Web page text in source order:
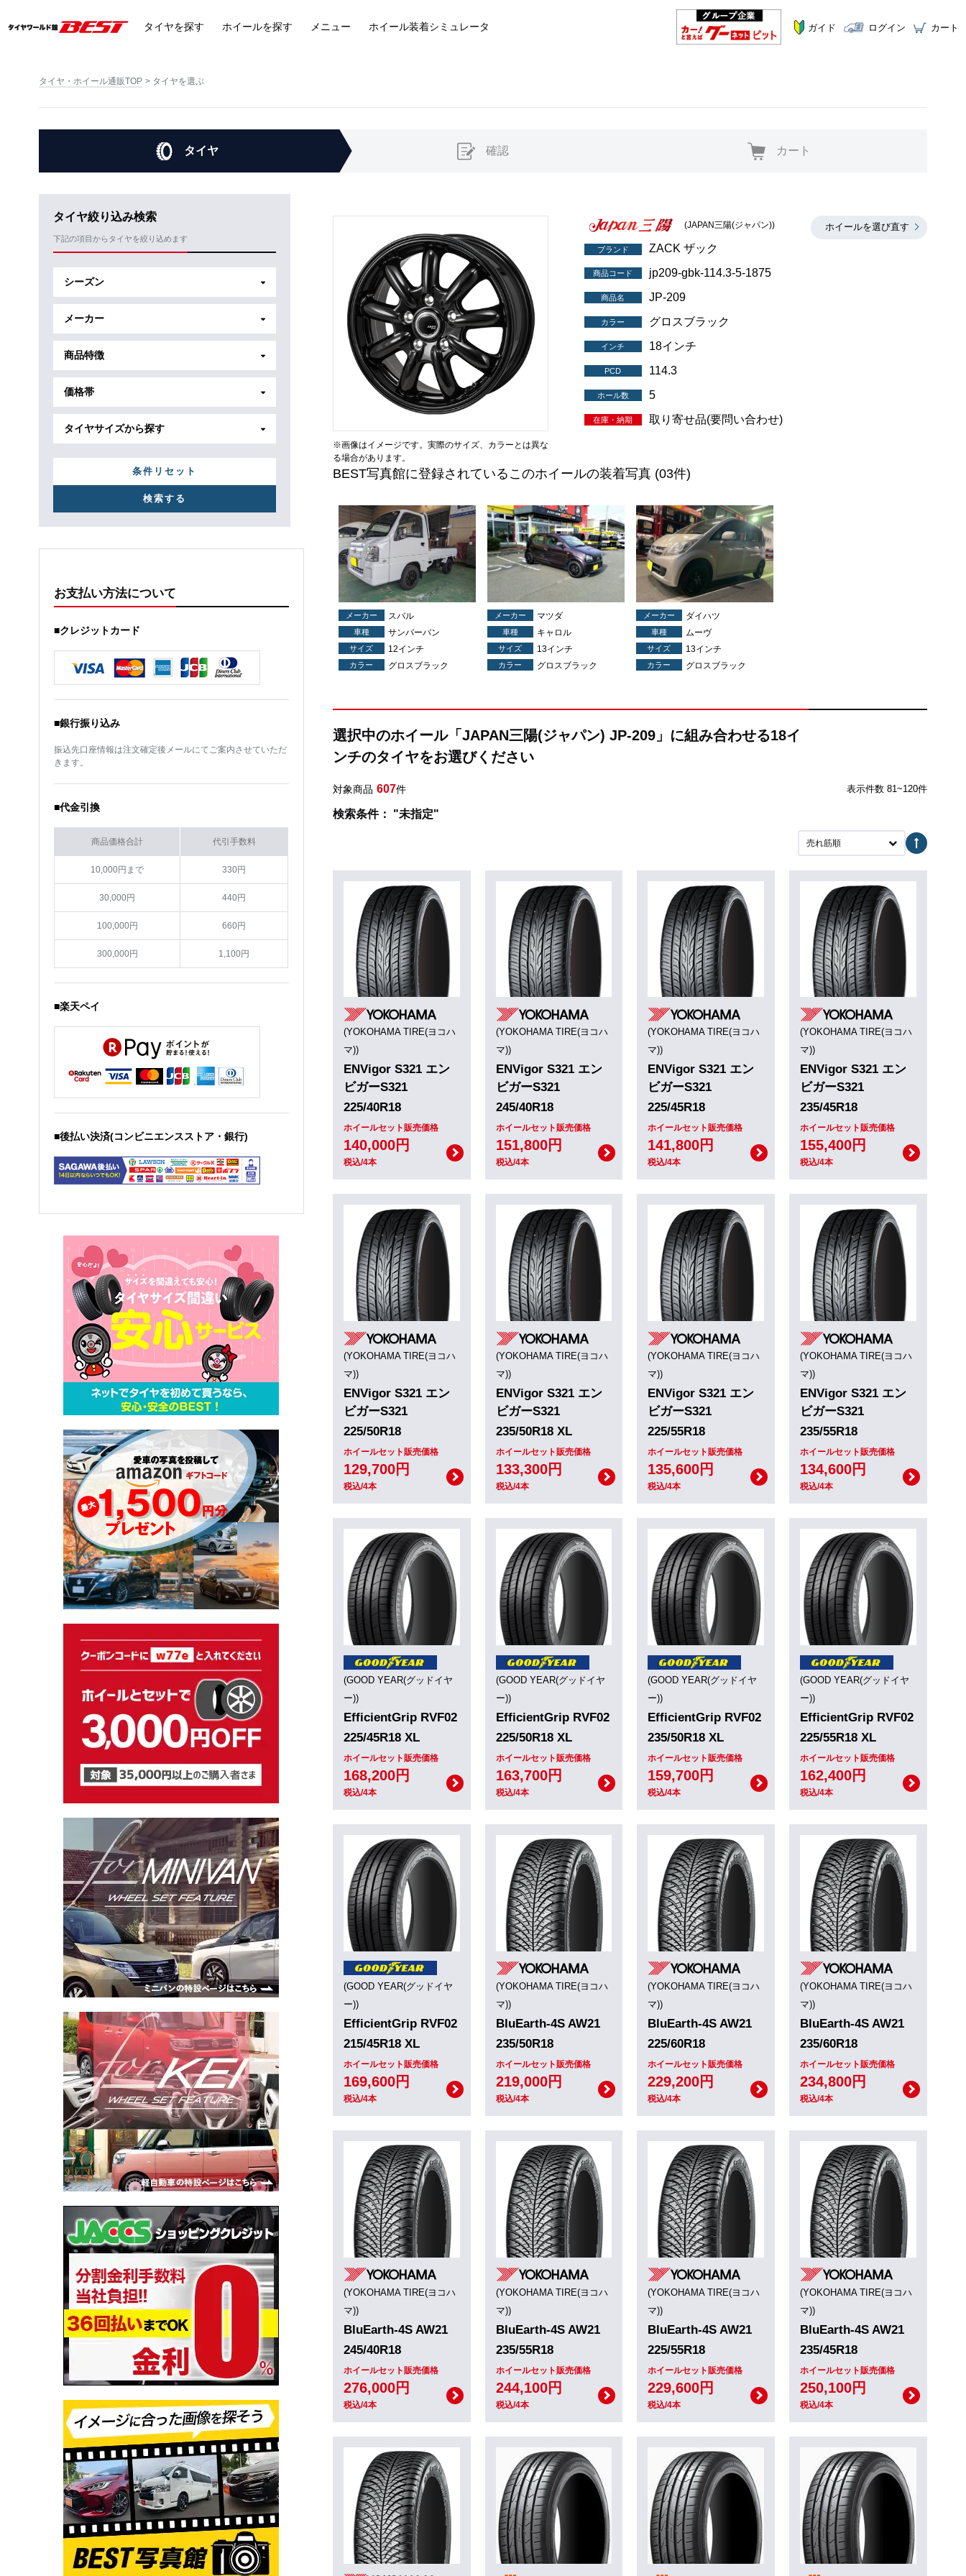
タイヤを探す ホイールを探す メニュー ホイール装着シミュレータ ガイド ログイン カート
タイヤ・ホイール通販TOP タイヤを選ぶ
タイヤ 確認 カート
タイヤ絞り込み検索
下記の項目からタイヤを絞り込めます
シーズン
メーカー
商品特徴
価格帯
タイヤサイズから探す
条件リセット
お支払い方法について
■クレジットカード
■銀行振り込み
振込先口座情報は注文確定後メールにてご案内させていただ
きます。
■代金引換
商品価格合計 代引手数料
10,000円まで 330円
30,000円 440円
100,000円 660円
300,000円 1,100円
■楽天ペイ
■後払い決済(コンビニエンスストア・銀行)
※画像はイメージです。実際のサイズ、カラーとは異な
る場合があります。
ホイールを選び直す
(JAPAN三陽(ジャパン))
ブランド ZACK ザック
商品コード jp209-gbk-114.3-5-1875
商品名 JP-209
カラー グロスブラック
インチ 18インチ
PCD 114.3
ホール数 5
在庫・納期 取り寄せ品(要問い合わせ)
BEST写真館に登録されているこのホイールの装着写真(03件)
メーカー スバル
車種 サンバーバン
サイズ 12インチ
カラー グロスブラック
メーカー マツダ
車種 キャロル
サイズ 13インチ
カラー グロスブラック
メーカー ダイハツ
車種 ムーヴ
サイズ 13インチ
カラー グロスブラック
選択中のホイール「JAPAN三陽(ジャパン) JP-209」に組み合わせる18イ
ンチのタイヤをお選びください
対象商品 607件 表示件数 81~120件
検索条件： "未指定"
売れ筋順
(YOKOHAMA TIRE(ヨコハ
マ))
ENVigor S321 エン
ビガーS321
225/40R18
ホイールセット販売価格
140,000円
税込/4本
(YOKOHAMA TIRE(ヨコハ
マ))
ENVigor S321 エン
ビガーS321
245/40R18
ホイールセット販売価格
151,800円
税込/4本
(YOKOHAMA TIRE(ヨコハ
マ))
ENVigor S321 エン
ビガーS321
225/45R18
ホイールセット販売価格
141,800円
税込/4本
(YOKOHAMA TIRE(ヨコハ
マ))
ENVigor S321 エン
ビガーS321
235/45R18
ホイールセット販売価格
155,400円
税込/4本
(YOKOHAMA TIRE(ヨコハ
マ))
ENVigor S321 エン
ビガーS321
225/50R18
ホイールセット販売価格
129,700円
税込/4本
(YOKOHAMA TIRE(ヨコハ
マ))
ENVigor S321 エン
ビガーS321
235/50R18 XL
ホイールセット販売価格
133,300円
税込/4本
(YOKOHAMA TIRE(ヨコハ
マ))
ENVigor S321 エン
ビガーS321
225/55R18
ホイールセット販売価格
135,600円
税込/4本
(YOKOHAMA TIRE(ヨコハ
マ))
ENVigor S321 エン
ビガーS321
235/55R18
ホイールセット販売価格
134,600円
税込/4本
(GOOD YEAR(グッドイヤ
ー))
EfficientGrip RVF02
225/45R18 XL
ホイールセット販売価格
168,200円
税込/4本
(GOOD YEAR(グッドイヤ
ー))
EfficientGrip RVF02
225/50R18 XL
ホイールセット販売価格
163,700円
税込/4本
(GOOD YEAR(グッドイヤ
ー))
EfficientGrip RVF02
235/50R18 XL
ホイールセット販売価格
159,700円
税込/4本
(GOOD YEAR(グッドイヤ
ー))
EfficientGrip RVF02
225/55R18 XL
ホイールセット販売価格
162,400円
税込/4本
(GOOD YEAR(グッドイヤ
ー))
EfficientGrip RVF02
215/45R18 XL
ホイールセット販売価格
169,600円
税込/4本
(YOKOHAMA TIRE(ヨコハ
マ))
BluEarth-4S AW21
235/50R18
ホイールセット販売価格
219,000円
税込/4本
(YOKOHAMA TIRE(ヨコハ
マ))
BluEarth-4S AW21
225/60R18
ホイールセット販売価格
229,200円
税込/4本
(YOKOHAMA TIRE(ヨコハ
マ))
BluEarth-4S AW21
235/60R18
ホイールセット販売価格
234,800円
税込/4本
(YOKOHAMA TIRE(ヨコハ
マ))
BluEarth-4S AW21
245/40R18
ホイールセット販売価格
276,000円
税込/4本
(YOKOHAMA TIRE(ヨコハ
マ))
BluEarth-4S AW21
235/55R18
ホイールセット販売価格
244,100円
税込/4本
(YOKOHAMA TIRE(ヨコハ
マ))
BluEarth-4S AW21
225/55R18
ホイールセット販売価格
229,600円
税込/4本
(YOKOHAMA TIRE(ヨコハ
マ))
BluEarth-4S AW21
235/45R18
ホイールセット販売価格
250,100円
税込/4本